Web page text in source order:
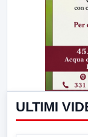
ULTIMI